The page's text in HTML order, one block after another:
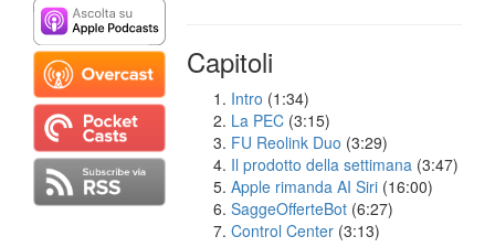
Capitoli
Intro (1:34)
La PEC (3:15)
FU Reolink Duo (3:29)
Il prodotto della settimana (3:47)
Apple rimanda AI Siri (16:00)
SaggeOfferteBot (6:27)
Control Center (3:13)